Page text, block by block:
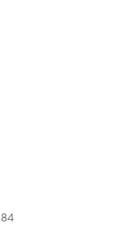
in Barcelona.